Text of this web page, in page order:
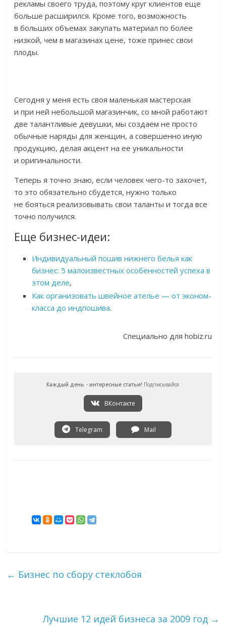
рекламы своего труда, поэтому круг клиентов еще
больше расширился. Кроме того, возможность
в больших объемах закупать материал по более
низкой, чем в магазинах цене, тоже принес свои
плоды.
Сегодня у меня есть своя маленькая мастерская
и при ней небольшой магазинчик, со мной работают
две талантливые девушки, мы создаем не просто
обычные наряды для женщин, а совершенно иную
продукцию, делая акцент на ее уникальности
и оригинальности.
Теперь я точно знаю, если человек чего-то захочет,
то это обязательно сбудется, нужно только
не бояться реализовывать свои таланты и тогда все
точно получился.
Еще бизнес-идеи:
Индивидуальный пошив нижнего белья как
бизнес: 5 малоизвестных особенностей успеха в
этом деле,
Как организовать швейное ателье — от эконом-
класса до индпошива.
Специально для hobiz.ru
Каждый день - интересные статьи! Подписывайся
ВКонтакте
Telegram Mail
← Бизнес по сбору стеклобоя
Лучшие 12 идей бизнеса за 2009 год →